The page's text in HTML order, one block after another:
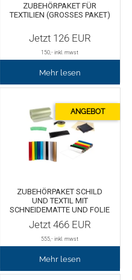
ZUBEHÖRPAKET FÜR
TEXTILIEN (GROSSES PAKET)
Jetzt 126EUR
150,- inkl. mwst
Mehr lesen
ZUBEHÖRPAKET SCHILD
UND TEXTIL MIT
SCHNEIDEMATTE UND FOLIE
IN 30 CM BREITE
Jetzt 466EUR
555 ,- inkl. mwst
Mehr lesen